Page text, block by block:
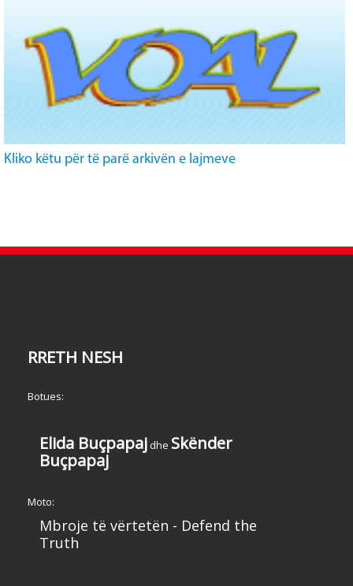
Kliko këtu për të parë arkivën e lajmeve
RRETH NESH
Botues:
Elida Buçpapaj dhe Skënder
Buçpapaj
Moto:
Mbroje të vërtetën - Defend the
Truth